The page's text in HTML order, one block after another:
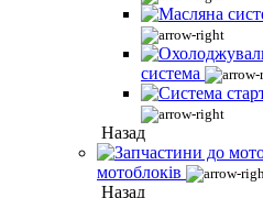
система
Назад
мотоблоків
Назад